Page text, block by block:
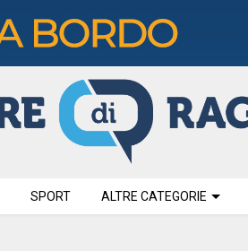
SPORT ALTRE CATEGORIE